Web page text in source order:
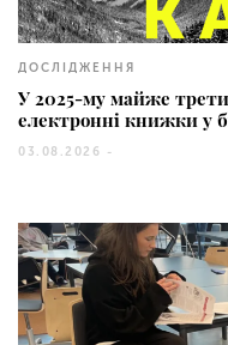
ДОСЛІДЖЕННЯ
У 2025-му майже
електронні книжки у
03.08.2026 -